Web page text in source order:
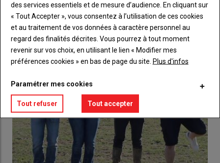
Suite à la parution le 2 octobre dernier de la loi Alimentation, les
éleveurs laitiers de la Fdsea et des…
des services essentiels et de mesure d’audience. En cliquant sur
« Tout Accepter », vous consentez à l’utilisation de ces cookies
et au traitement de vos données à caractère personnel au
regard des finalités décrites. Vous pourrez à tout moment
revenir sur vos choix, en utilisant le lien « Modifier mes
préférences cookies » en bas de page du site. Plus d'infos
Paramétrer mes cookies
Tout refuser Tout accepter